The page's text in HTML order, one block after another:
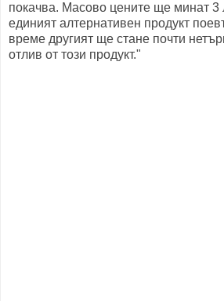
покачва. Масово цените ще минат 3
единият алтернативен продукт
време другият ще стане почти
отлив от този продукт."